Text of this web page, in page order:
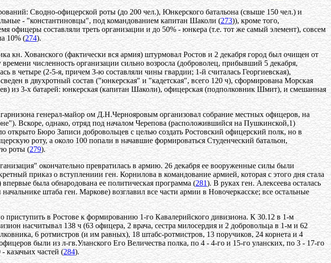
Сводно-офицерской роты (до 200 чел.), Юнкерского батальона (свыше 150 чел.) и
- "константиновцы", под командованием капитан Шаколи (273)), кроме того,
офицеры составляли треть организации и до 50% - юнкера (т.е. тот же самый элемент), совсем
10% (274).
кн. Хованского (фактически вся армия) штурмовал Ростов и 2 декабря город был очищен от
численность организации сильно возросла (доброволец, прибывший 5 декабря,
в четыре (2-5-я, причем 3-ю составляли чины гвардии; 1-й считалась Георгиевская),
в двухротный состав ("юнкерская" и "кадетская", всего 120 ч), сформирована Морская
из 3-х батарей: юнкерская (капитан Шаколи), офицерская (подполковник Шмит), и смешанная
генерал-майор ом Д.Н.Чернояровым организовал собрание местных офицеров, на
Вскоре, однако, отряд под началом Черепова (расположившийся на Пушкинской,1)
открыто Бюро Записи добровольцев с целью создать Ростовский офицерский полк, но в
роту, а около 100 попали в начавшие формироваться Студенческий батальон,
роты (279).
окончательно превратилась в армию. 26 декабря ее вооруженные силы были
приказ о вступлениии ген. Корнилова в командование армией, которая с этого дня стала
была обнародована ее политическая программа (281). В руках ген. Алексеева осталась
штаба ген. Маркове) возглавил все части армии в Новочеркасске; все остальные
в Ростове к формированию 1-го Кавалерийского дивизиона. К 30.12 в 1-м
насчитывал 138 ч (63 офицера, 2 врача, сестра милосердия и 2 добровольца в 1-м и 62
6 ротмистров (и им равных), 18 штабс-ротмистров, 13 поручиков, 24 корнета и 4
были из л-гв.Уланского Его Величества полка, по 4 - 4-го и 15-го уланских, по 3 - 17-го
казачьих частей (284).